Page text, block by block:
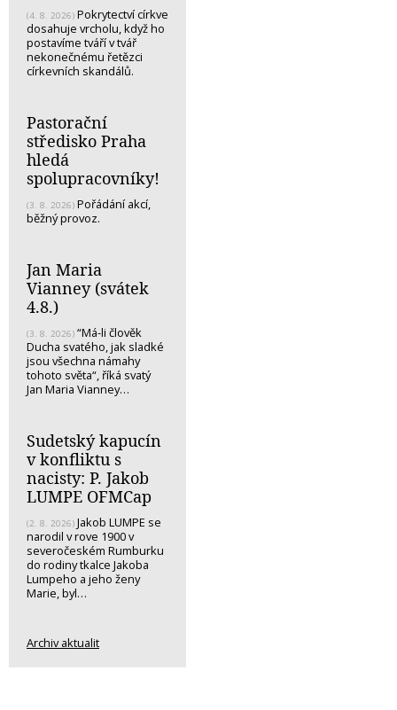
(4. 8. 2026) Pokrytectví církve
dosahuje vrcholu, když ho
postavíme tváří v tvář
nekonečnému řetězci
církevních skandálů.
Pastorační
středisko Praha
hledá
spolupracovníky!
(3. 8. 2026) Pořádání akcí,
běžný provoz.
Jan Maria
Vianney (svátek
4.8.)
(3. 8. 2026) “Má-li člověk
Ducha svatého, jak sladké
jsou všechna námahy
tohoto světa“, říká svatý
Jan Maria Vianney…
Sudetský kapucín
v konfliktu s
nacisty: P. Jakob
LUMPE OFMCap
(2. 8. 2026) Jakob LUMPE se
narodil v rove 1900 v
severočeském Rumburku
do rodiny tkalce Jakoba
Lumpeho a jeho ženy
Marie, byl…
Archiv aktualit